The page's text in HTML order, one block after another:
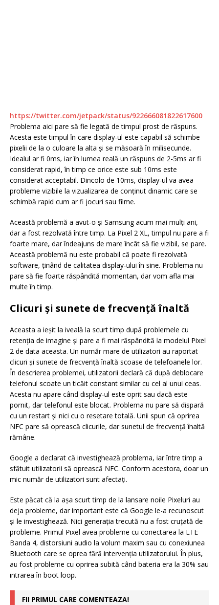
https://twitter.com/jetpack/status/922666081822617600
Problema aici pare să fie legată de timpul prost de răspuns.
Acesta este timpul în care display-ul este capabil să schimbe
pixelii de la o culoare la alta şi se măsoară în milisecunde.
Idealul ar fi 0ms, iar în lumea reală un răspuns de 2-5ms ar fi
considerat rapid, în timp ce orice este sub 10ms este
considerat acceptabil. Dincolo de 10ms, display-ul va avea
probleme vizibile la vizualizarea de conţinut dinamic care se
schimbă rapid cum ar fi jocuri sau filme.
Această problemă a avut-o şi Samsung acum mai mulţi ani,
dar a fost rezolvată între timp. La Pixel 2 XL, timpul nu pare a fi
foarte mare, dar îndeajuns de mare încât să fie vizibil, se pare.
Această problemă nu este probabil că poate fi rezolvată
software, ţinând de calitatea display-ului în sine. Problema nu
pare să fie foarte răspândită momentan, dar vom afla mai
multe în timp.
Clicuri şi sunete de frecvenţă înaltă
Aceasta a ieşit la iveală la scurt timp după problemele cu
retenţia de imagine şi pare a fi mai răspândită la modelul Pixel
2 de data aceasta. Un număr mare de utilizatori au raportat
clicuri şi sunete de frecvenţă înaltă scoase de telefoanele lor.
În descrierea problemei, utilizatorii declară că după deblocare
telefonul scoate un ticăit constant similar cu cel al unui ceas.
Acesta nu apare când display-ul este oprit sau dacă este
pornit, dar telefonul este blocat. Problema nu pare să dispară
cu un restart şi nici cu o resetare totală. Unii spun că oprirea
NFC pare să oprească clicurile, dar sunetul de frecvenţă înaltă
rămâne.
Google a declarat că investighează problema, iar între timp a
sfătuit utilizatorii să oprească NFC. Conform acestora, doar un
mic număr de utilizatori sunt afectaţi.
Este păcat că la aşa scurt timp de la lansare noile Pixeluri au
deja probleme, dar important este că Google le-a recunoscut
şi le investighează. Nici generaţia trecută nu a fost cruţată de
probleme. Primul Pixel avea probleme cu conectarea la LTE
Banda 4, distorsiuni audio la volum maxim sau cu conexiunea
Bluetooth care se oprea fără intervenţia utilizatorului. În plus,
au fost probleme cu oprirea subită când bateria era la 30% sau
intrarea în boot loop.
FII PRIMUL CARE COMENTEAZA!